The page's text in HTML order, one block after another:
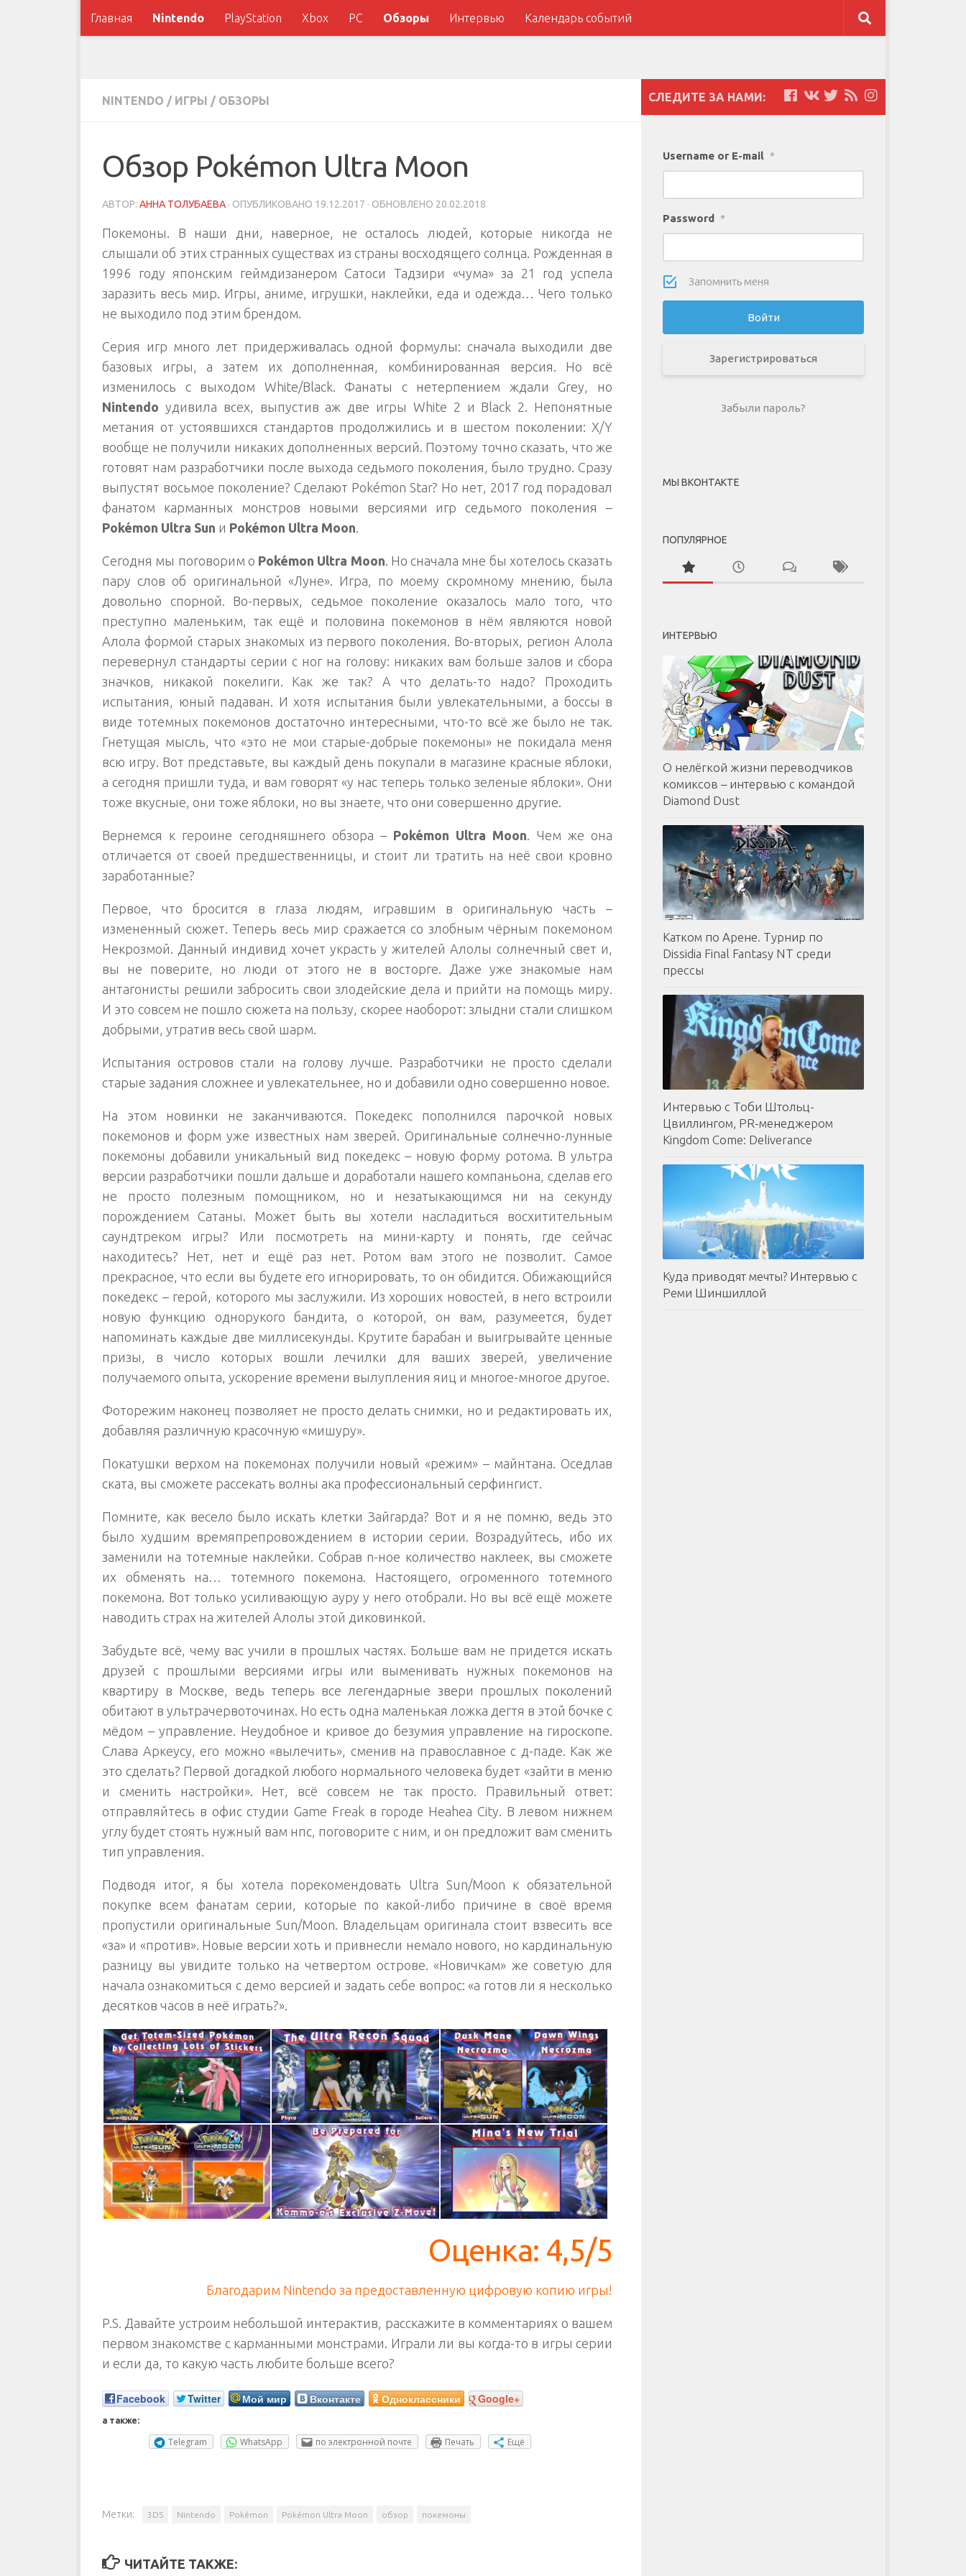
Главная Nintendo PlayStation Xbox PC Обзоры Интервью Календарь событий
NINTENDO / ИГРЫ / ОБЗОРЫ
Обзор Pokémon Ultra Moon
АВТОР: АННА ТОЛУБАЕВА · ОПУБЛИКОВАНО 19.12.2017 · ОБНОВЛЕНО 20.02.2018
Покемоны. В наши дни, наверное, не осталось людей, которые никогда не
слышали об этих странных существах из страны восходящего солнца. Рожденная в
1996 году японским геймдизанером Сатоси Тадзири «чума» за 21 год успела
заразить весь мир. Игры, аниме, игрушки, наклейки, еда и одежда… Чего только
не выходило под этим брендом.
Серия игр много лет придерживалась одной формулы: сначала выходили две
базовых игры, а затем их дополненная, комбинированная версия. Но всё
изменилось с выходом White/Black. Фанаты с нетерпением ждали Grey, но
Nintendo удивила всех, выпустив аж две игры White 2 и Black 2. Непонятные
метания от устоявшихся стандартов продолжились и в шестом поколении: X/Y
вообще не получили никаких дополненных версий. Поэтому точно сказать, что же
готовят нам разработчики после выхода седьмого поколения, было трудно. Сразу
выпустят восьмое поколение? Сделают Pokémon Star? Но нет, 2017 год порадовал
фанатом карманных монстров новыми версиями игр седьмого поколения –
Pokémon Ultra Sun и Pokémon Ultra Moon.
Сегодня мы поговорим о Pokémon Ultra Moon. Но сначала мне бы хотелось сказать
пару слов об оригинальной «Луне». Игра, по моему скромному мнению, была
довольно спорной. Во-первых, седьмое поколение оказалось мало того, что
преступно маленьким, так ещё и половина покемонов в нём являются новой
Алола формой старых знакомых из первого поколения. Во-вторых, регион Алола
перевернул стандарты серии с ног на голову: никаких вам больше залов и сбора
значков, никакой покелиги. Как же так? А что делать-то надо? Проходить
испытания, юный падаван. И хотя испытания были увлекательными, а боссы в
виде тотемных покемонов достаточно интересными, что-то всё же было не так.
Гнетущая мысль, что «это не мои старые-добрые покемоны» не покидала меня
всю игру. Вот представьте, вы каждый день покупали в магазине красные яблоки,
а сегодня пришли туда, и вам говорят «у нас теперь только зеленые яблоки». Они
тоже вкусные, они тоже яблоки, но вы знаете, что они совершенно другие.
Вернемся к героине сегодняшнего обзора – Pokémon Ultra Moon. Чем же она
отличается от своей предшественницы, и стоит ли тратить на неё свои кровно
заработанные?
Первое, что бросится в глаза людям, игравшим в оригинальную часть –
измененный сюжет. Теперь весь мир сражается со злобным чёрным покемоном
Некрозмой. Данный индивид хочет украсть у жителей Алолы солнечный свет и,
вы не поверите, но люди от этого не в восторге. Даже уже знакомые нам
антагонисты решили забросить свои злодейские дела и прийти на помощь миру.
И это совсем не пошло сюжета на пользу, скорее наоборот: злыдни стали слишком
добрыми, утратив весь свой шарм.
Испытания островов стали на голову лучше. Разработчики не просто сделали
старые задания сложнее и увлекательнее, но и добавили одно совершенно новое.
На этом новинки не заканчиваются. Покедекс пополнился парочкой новых
покемонов и форм уже известных нам зверей. Оригинальные солнечно-лунные
покемоны добавили уникальный вид покедекс – новую форму ротома. В ультра
версии разработчики пошли дальше и доработали нашего компаньона, сделав его
не просто полезным помощником, но и незатыкающимся ни на секунду
порождением Сатаны. Может быть вы хотели насладиться восхитительным
саундтреком игры? Или посмотреть на мини-карту и понять, где сейчас
находитесь? Нет, нет и ещё раз нет. Ротом вам этого не позволит. Самое
прекрасное, что если вы будете его игнорировать, то он обидится. Обижающийся
покедекс – герой, которого мы заслужили. Из хороших новостей, в него встроили
новую функцию однорукого бандита, о которой, он вам, разумеется, будет
напоминать каждые две миллисекунды. Крутите барабан и выигрывайте ценные
призы, в число которых вошли лечилки для ваших зверей, увеличение
получаемого опыта, ускорение времени вылупления яиц и многое-многое другое.
Фоторежим наконец позволяет не просто делать снимки, но и редактировать их,
добавляя различную красочную «мишуру».
Покатушки верхом на покемонах получили новый «режим» – майнтана. Оседлав
ската, вы сможете рассекать волны ака профессиональный серфингист.
Помните, как весело было искать клетки Зайгарда? Вот и я не помню, ведь это
было худшим времяпрепровождением в истории серии. Возрадуйтесь, ибо их
заменили на тотемные наклейки. Собрав n-ное количество наклеек, вы сможете
их обменять на… тотемного покемона. Настоящего, огроменного тотемного
покемона. Вот только усиливающую ауру у него отобрали. Но вы всё ещё можете
наводить страх на жителей Алолы этой диковинкой.
Забудьте всё, чему вас учили в прошлых частях. Больше вам не придется искать
друзей с прошлыми версиями игры или выменивать нужных покемонов на
квартиру в Москве, ведь теперь все легендарные звери прошлых поколений
обитают в ультрачервоточинах. Но есть одна маленькая ложка дегтя в этой бочке с
мёдом – управление. Неудобное и кривое до безумия управление на гироскопе.
Слава Аркеусу, его можно «вылечить», сменив на православное с д-паде. Как же
это сделать? Первой догадкой любого нормального человека будет «зайти в меню
и сменить настройки». Нет, всё совсем не так просто. Правильный ответ:
отправляйтесь в офис студии Game Freak в городе Heahea City. В левом нижнем
углу будет стоять нужный вам нпс, поговорите с ним, и он предложит вам сменить
тип управления.
Подводя итог, я бы хотела порекомендовать Ultra Sun/Moon к обязательной
покупке всем фанатам серии, которые по какой-либо причине в своё время
пропустили оригинальные Sun/Moon. Владельцам оригинала стоит взвесить все
«за» и «против». Новые версии хоть и привнесли немало нового, но кардинальную
разницу вы увидите только на четвертом острове. «Новичкам» же советую для
начала ознакомиться с демо версией и задать себе вопрос: «а готов ли я несколько
десятков часов в неё играть?».
Оценка: 4,5/5
Благодарим Nintendo за предоставленную цифровую копию игры!
P.S. Давайте устроим небольшой интерактив, расскажите в комментариях о вашем
первом знакомстве с карманными монстрами. Играли ли вы когда-то в игры серии
и если да, то какую часть любите больше всего?
Facebook Twitter Мой мир Вконтакте Одноклассники Google+
а также:
Telegram WhatsApp по электронной почте Печать Ещё
Метки: 3DS Nintendo Pokémon Pokémon Ultra Moon обзор покемоны
ЧИТАЙТЕ ТАКЖЕ:
СЛЕДИТЕ ЗА НАМИ:
Username or E-mail *
Password *
Запомнить меня
Зарегистрироваться
Забыли пароль?
МЫ ВКОНТАКТЕ
ПОПУЛЯРНОЕ
ИНТЕРВЬЮ
О нелёгкой жизни переводчиков
комиксов – интервью с командой
Diamond Dust
Катком по Арене. Турнир по
Dissidia Final Fantasy NT среди
прессы
Интервью с Тоби Штольц-
Цвиллингом, PR-менеджером
Kingdom Come: Deliverance
Куда приводят мечты? Интервью с
Реми Шиншиллой